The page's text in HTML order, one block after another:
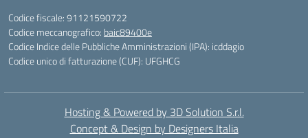
Codice fiscale: 91121590722
Codice meccanografico: baic89400e
Codice Indice delle Pubbliche Amministrazioni (IPA): icddagio
Codice unico di fatturazione (CUF): UFGHCG
Hosting & Powered by 3D Solution S.r.l.
Concept & Design by Designers Italia